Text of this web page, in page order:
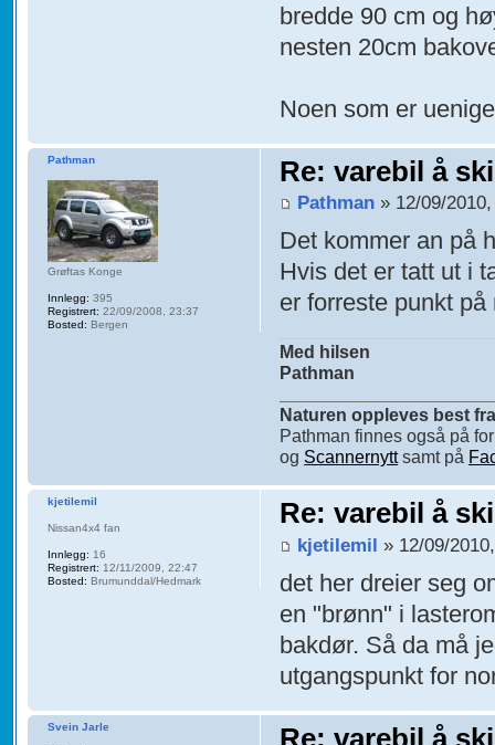
bredde 90 cm og
nesten 20cm
Noen som er
Re: varebil å
Pathman » 12/09/
Det kommer an på
Hvis det er tatt ut i
er forreste punkt
Med hilsen
Pathman
Naturen oppleves best
Pathman finnes også på
og Scannernyttsamt på
Pathman
Grøftas Konge
Innlegg: 395
Registrert: 22/09/2008, 23:37
Bosted: Bergen
Re: varebil å
kjetilemil » 12/09/
det her dreier seg
en "brønn" i
bakdør. Så da må
utgangspunkt for
kjetilemil
Nissan4x4 fan
Innlegg: 16
Registrert: 12/11/2009, 22:47
Bosted: Brumunddal/Hedmark
Re: varebil å
Svein Jarle